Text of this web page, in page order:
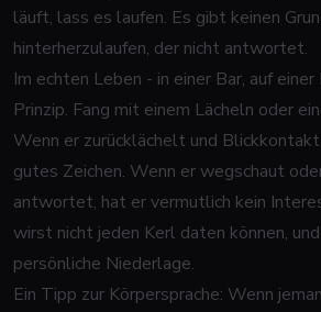
läuft, lass es laufen. Es gibt keinen
hinterherzulaufen, der nicht antwortet.
Im echten Leben - in einer Bar, auf
Prinzip. Fang mit einem Lächeln oder
Wenn er zurücklächelt und
gutes Zeichen. Wenn er wegschaut
antwortet, hat er vermutlich kein
wirst nicht jeden Kerl daten können,
persönliche Niederlage.
Ein Tipp zur Körpersprache: Wenn